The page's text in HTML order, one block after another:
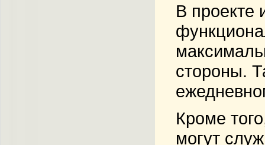
В проекте
стороны.
Кроме
могут